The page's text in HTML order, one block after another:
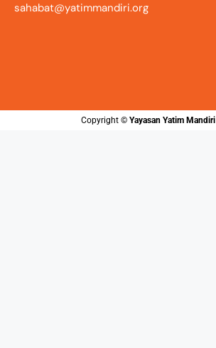
sahabat@yatimmandiri.org
Copyright ©️ Yayasan Yatim Mandiri